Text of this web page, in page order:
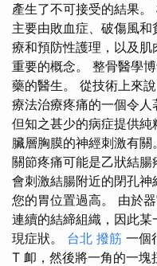
產生了不可接受的結果。
主要由敗血症、破傷風
療和預防性護理，以及
重要的概念。 整骨醫學
藥的醫生。 從技術上來
療法治療疼痛的一個令
但知之甚少的病症提供
臟層胸膜的神經刺激有
關節疼痛可能是乙狀結
會刺激結腸附近的閉孔
您的胃位置過高。 由於
連續的結締組織，因此
現症狀。 台北 撥筋 一個
T 卹，然後將一角的一